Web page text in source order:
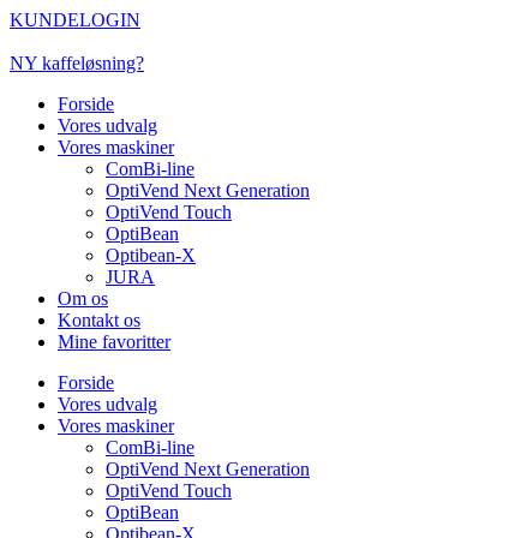
Videre
indhold
KUNDELOGIN
NY kaffeløsning?
Forside
Vores udvalg
Vores maskiner
ComBi-line
OptiVend Next Generation
OptiVend Touch
OptiBean
Optibean-X
JURA
Om os
Kontakt os
Mine favoritter
Forside
Vores udvalg
Vores maskiner
ComBi-line
OptiVend Next Generation
OptiVend Touch
OptiBean
Optibean-X